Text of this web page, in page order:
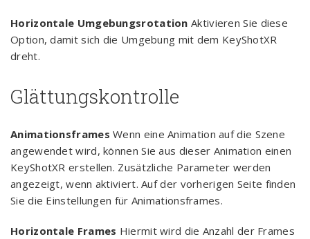
Horizontale Umgebungsrotation Aktivieren Sie diese
Option, damit sich die Umgebung mit dem KeyShotXR
dreht.
Glättungskontrolle
Animationsframes Wenn eine Animation auf die Szene
angewendet wird, können Sie aus dieser Animation einen
KeyShotXR erstellen. Zusätzliche Parameter werden
angezeigt, wenn aktiviert. Auf der vorherigen Seite finden
Sie die Einstellungen für Animationsframes.
Horizontale Frames Hiermit wird die Anzahl der Frames